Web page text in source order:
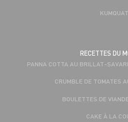
KUMQUAT
RECETTES DU
PANNA COTTA AU BRILLAT-
CRUMBLE DE TOMATES
BOULETTES DE
CAKE À LA